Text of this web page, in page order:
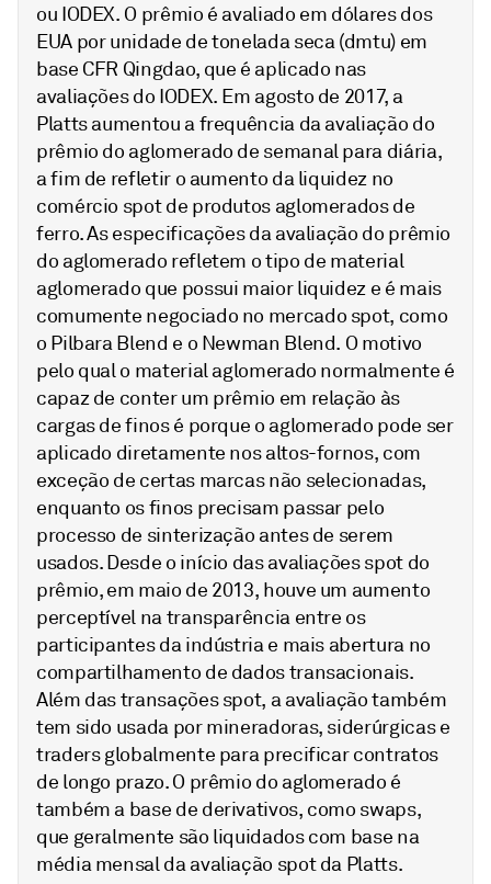
ou IODEX. O prêmio é avaliado em dólares dos
EUA por unidade de tonelada seca (dmtu) em
base CFR Qingdao, que é aplicado nas
avaliações do IODEX. Em agosto de 2017, a
Platts aumentou a frequência da avaliação do
prêmio do aglomerado de semanal para diária,
a fim de refletir o aumento da liquidez no
comércio spot de produtos aglomerados de
ferro. As especificações da avaliação do prêmio
do aglomerado refletem o tipo de material
aglomerado que possui maior liquidez e é mais
comumente negociado no mercado spot, como
o Pilbara Blend e o Newman Blend. O motivo
pelo qual o material aglomerado normalmente é
capaz de conter um prêmio em relação às
cargas de finos é porque o aglomerado pode ser
aplicado diretamente nos altos-fornos, com
exceção de certas marcas não selecionadas,
enquanto os finos precisam passar pelo
processo de sinterização antes de serem
usados. Desde o início das avaliações spot do
prêmio, em maio de 2013, houve um aumento
perceptível na transparência entre os
participantes da indústria e mais abertura no
compartilhamento de dados transacionais.
Além das transações spot, a avaliação também
tem sido usada por mineradoras, siderúrgicas e
traders globalmente para precificar contratos
de longo prazo. O prêmio do aglomerado é
também a base de derivativos, como swaps,
que geralmente são liquidados com base na
média mensal da avaliação spot da Platts.